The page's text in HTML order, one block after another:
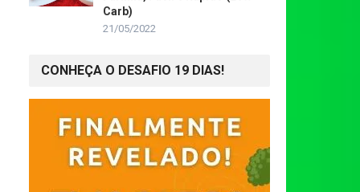
Carb)
21/05/2022
CONHEÇA O DESAFIO 19 DIAS!